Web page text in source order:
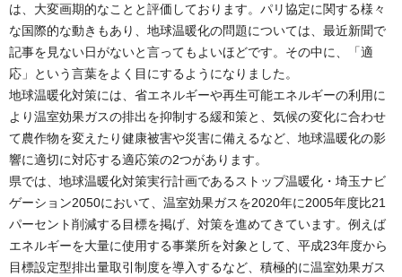
は、大変画期的なことと評価しております。パリ協定に関する様々
な国際的な動きもあり、地球温暖化の問題については、最近新聞で
記事を見ない日がないと言ってもよいほどです。その中に、「適
応」という言葉をよく目にするようになりました。
地球温暖化対策には、省エネルギーや再生可能エネルギーの利用に
より温室効果ガスの排出を抑制する緩和策と、気候の変化に合わせ
て農作物を変えたり健康被害や災害に備えるなど、地球温暖化の影
響に適切に対応する適応策の2つがあります。
県では、地球温暖化対策実行計画であるストップ温暖化・埼玉ナビ
ゲーション2050において、温室効果ガスを2020年に2005年度比21
パーセント削減する目標を掲げ、対策を進めてきています。例えば
エネルギーを大量に使用する事業所を対象として、平成23年度から
目標設定型排出量取引制度を導入するなど、積極的に温室効果ガス